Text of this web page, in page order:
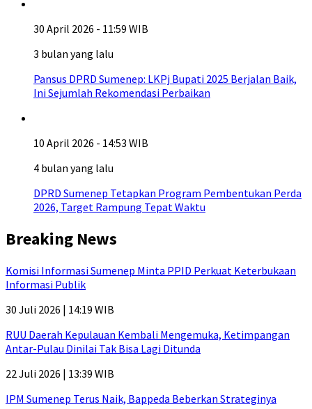
30 April 2026 - 11:59 WIB
3 bulan yang lalu
Pansus DPRD Sumenep: LKPj Bupati 2025 Berjalan Baik,
Ini Sejumlah Rekomendasi Perbaikan
10 April 2026 - 14:53 WIB
4 bulan yang lalu
DPRD Sumenep Tetapkan Program Pembentukan Perda
2026, Target Rampung Tepat Waktu
Breaking News
Komisi Informasi Sumenep Minta PPID Perkuat Keterbukaan
Informasi Publik
30 Juli 2026 | 14:19 WIB
RUU Daerah Kepulauan Kembali Mengemuka, Ketimpangan
Antar-Pulau Dinilai Tak Bisa Lagi Ditunda
22 Juli 2026 | 13:39 WIB
IPM Sumenep Terus Naik, Bappeda Beberkan Strateginya